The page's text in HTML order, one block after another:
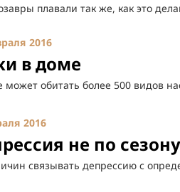
плавали так же, как это
2016
в доме
может обитать более 500 видов
2016
не по сезону
связывать депрессию с